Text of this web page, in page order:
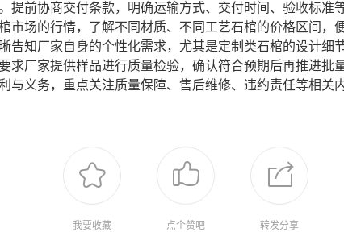
提前协商交付条款，明确运输方式、交付时间、验收标准
市场的行情，了解不同材质、不同工艺石棺的价格区间，
告知厂家自身的个性化需求，尤其是定制类石棺的设计细
求厂家提供样品进行质量检验，确认符合预期后再推进批
与义务，重点关注质量保障、售后维修、违约责任等相关
我要收藏 点个赞吧 转发分享